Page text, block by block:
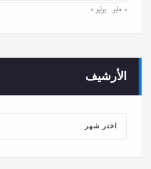
« مايو يوليو »
الأرشيف